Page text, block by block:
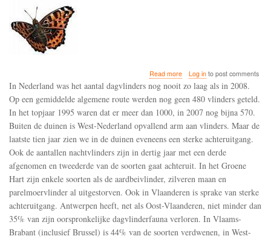
Read moreabout
Sterke
afname
van
vlinders
in
Nederland
en
Vlaanderen
-
opvallend
arm
aan
Log into post comments
In Nederland was het aantal dagvlinders nog nooit zo laag als in 2008.
Op een gemiddelde algemene route werden nog geen 480 vlinders geteld.
In het topjaar 1995 waren dat er meer dan 1000, in 2007 nog bijna 570.
Buiten de duinen is West-Nederland opvallend arm aan vlinders. Maar de
laatste tien jaar zien we in de duinen eveneens een sterke achteruitgang.
Ook de aantallen nachtvlinders zijn in dertig jaar met een derde
afgenomen en tweederde van de soorten gaat achteruit. In het Groene
Hart zijn enkele soorten als de aardbeivlinder, zilveren maan en
parelmoervlinder al uitgestorven. Ook in Vlaanderen is sprake van sterke
achteruitgang. Antwerpen heeft, net als Oost-Vlaanderen, niet minder dan
35% van zijn oorspronkelijke dagvlinderfauna verloren. In Vlaams-
Brabant (inclusief Brussel) is 44% van de soorten verdwenen, in West-